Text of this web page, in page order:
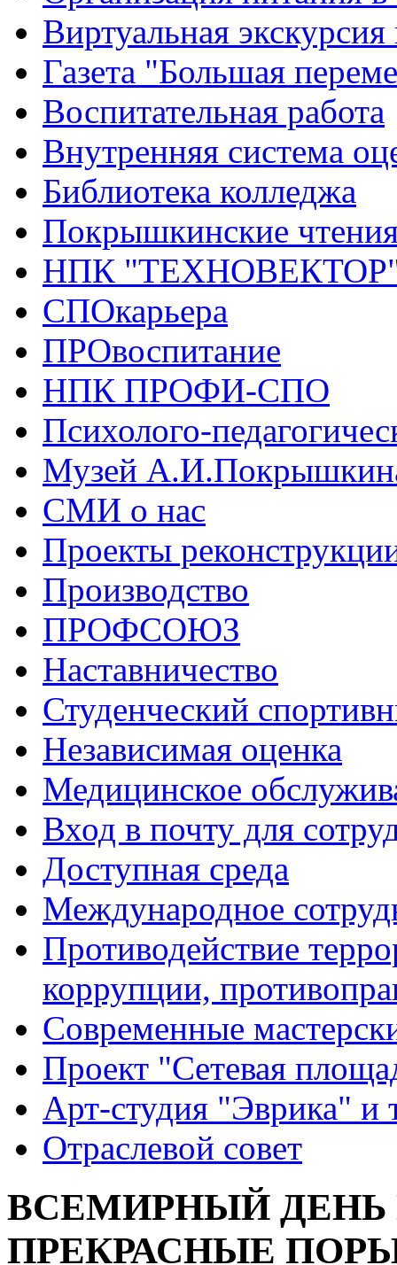
Виртуальная
Газета "Большая
Воспитательная работа
Внутренняя система
Библиотека колледжа
Покрышкинские
НПК
СПОкарьера
ПРОвоспитание
НПК ПРОФИ-СПО
Психолого-
Музей
СМИ о нас
Проекты
Производство
ПРОФСОЮЗ
Наставничество
Студенческий
Независимая оценка
Медицинское
Вход в почту для
Доступная среда
Международное
Противодействие
коррупции,
Современные
Проект "Сетевая
Арт-студия "Эврика" и
Отраслевой совет
ВСЕМИРНЫЙ
ПРЕКРАСНЫЕ